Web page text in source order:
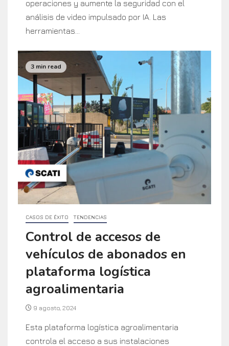
operaciones y aumente la seguridad con el
análisis de video impulsado por IA. Las
herramientas...
3 min read
CASOS DE ÉXITO TENDENCIAS
Control de accesos de
vehículos de abonados en
plataforma logística
agroalimentaria
9 agosto, 2024
Esta plataforma logística agroalimentaria
controla el acceso a sus instalaciones